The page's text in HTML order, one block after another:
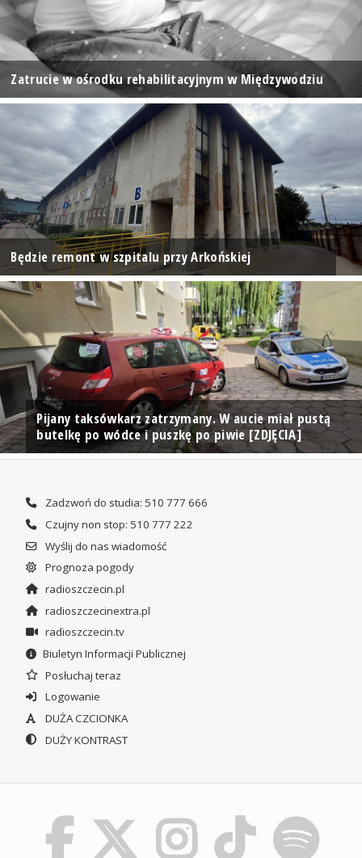
Zatrucie w ośrodku rehabilitacyjnym w Międzywodziu
Będzie remont w szpitalu przy Arkońskiej
Pijany taksówkarz zatrzymany. W aucie miał pustą
butelkę po wódce i puszkę po piwie [ZDJĘCIA]
Zadzwoń do studia: 510 777 666
Czujny non stop: 510 777 222
Wyślij do nas wiadomość
Prognoza pogody
radioszczecin.pl
radioszczecinextra.pl
radioszczecin.tv
Biuletyn Informacji Publicznej
Posłuchaj teraz
Logowanie
DUŻA CZCIONKA
DUŻY KONTRAST